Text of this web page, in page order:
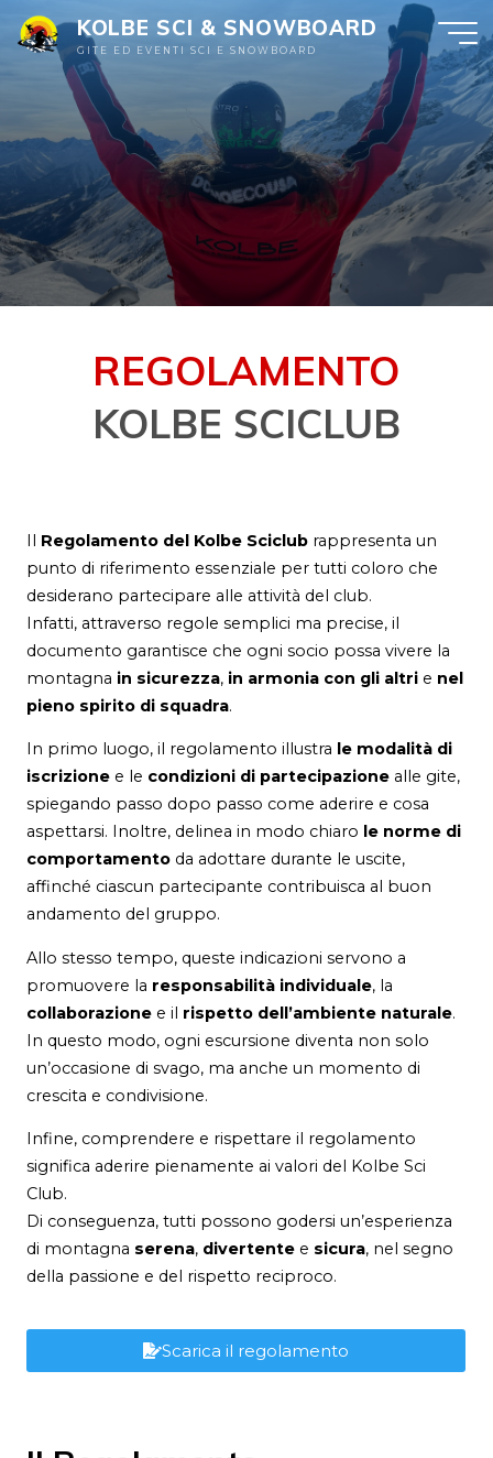
KOLBE SCI & SNOWBOARD
GITE ED EVENTI SCI E SNOWBOARD
REGOLAMENTO
KOLBE SCICLUB
Il Regolamento del Kolbe Sciclub rappresenta un
punto di riferimento essenziale per tutti coloro che
desiderano partecipare alle attività del club.
Infatti, attraverso regole semplici ma precise, il
documento garantisce che ogni socio possa vivere la
montagna in sicurezza, in armonia con gli altri e nel
pieno spirito di squadra.
In primo luogo, il regolamento illustra le modalità di
iscrizione e le condizioni di partecipazione alle gite,
spiegando passo dopo passo come aderire e cosa
aspettarsi. Inoltre, delinea in modo chiaro le norme di
comportamento da adottare durante le uscite,
affinché ciascun partecipante contribuisca al buon
andamento del gruppo.
Allo stesso tempo, queste indicazioni servono a
promuovere la responsabilità individuale, la
collaborazione e il rispetto dell’ambiente naturale.
In questo modo, ogni escursione diventa non solo
un’occasione di svago, ma anche un momento di
crescita e condivisione.
Infine, comprendere e rispettare il regolamento
significa aderire pienamente ai valori del Kolbe Sci
Club.
Di conseguenza, tutti possono godersi un’esperienza
di montagna serena, divertente e sicura, nel segno
della passione e del rispetto reciproco.
Scarica il regolamento